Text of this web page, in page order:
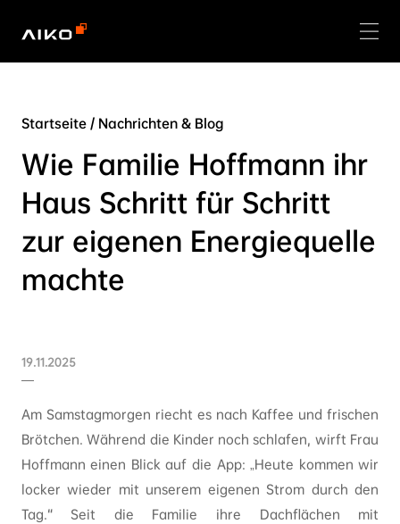
Startseite/ Nachrichten & Blog
Wie Familie Hoffmann ihr
Haus Schritt für Schritt
zur eigenen Energiequelle
machte
19.11.2025
Am Samstagmorgen riecht es nach Kaffee und frischen
Brötchen. Während die Kinder noch schlafen, wirft Frau
Hoffmann einen Blick auf die App: „Heute kommen wir
locker wieder mit unserem eigenen Strom durch den
Tag.“ Seit die Familie ihre Dachflächen mit